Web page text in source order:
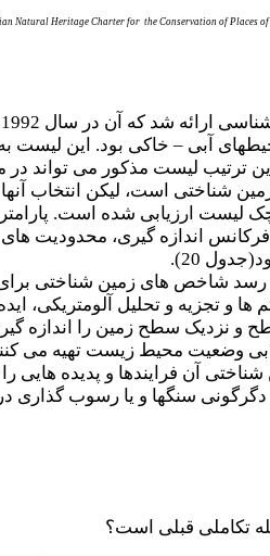
Natural Heritage Charter for the Conservation of Places
میلادی بنیان نهاده شد. وظیفه گروه
آبی – خاکی بود. این لیست
ترتیب لیست مذکور می تواند
داشته باشد. بنابراین با اینکه لیست محدود به 27
لیست ارزیابی شده است.
اندازه گیری، محدودیت های
20).
رسد شاخص های زمین شناختی
تجزیه و تحلیل آلومتریکی،
سطح زمین را اندازه
وضعیت محیط زیست تهیه می
آن فرایندها و پدیده هایی
دگرگونی سنگها و یا رسوب
تکاملی قبلی است؟